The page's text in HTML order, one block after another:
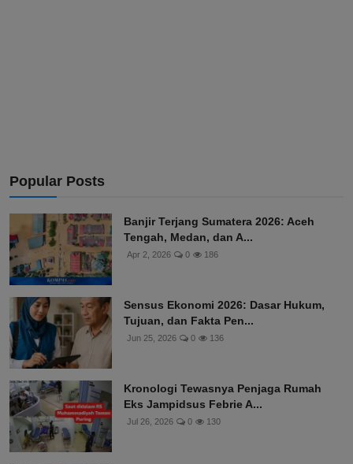
Popular Posts
Banjir Terjang Sumatera 2026: Aceh
Tengah, Medan, dan A...
Apr 2, 2026 0 186
Sensus Ekonomi 2026: Dasar Hukum,
Tujuan, dan Fakta Pen...
Jun 25, 2026 0 136
Kronologi Tewasnya Penjaga Rumah
Eks Jampidsus Febrie A...
Jul 26, 2026 0 130